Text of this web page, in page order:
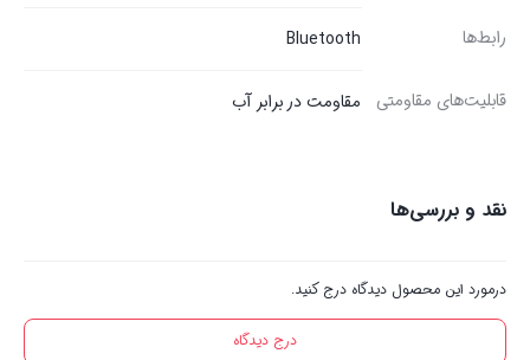
رابط‌ها Bluetooth
قابلیت‌های مقاومتی مقاومت در برابر آب
نقد و بررسی‌ها
درمورد این محصول دیدگاه درج کنید.
درج دیدگاه